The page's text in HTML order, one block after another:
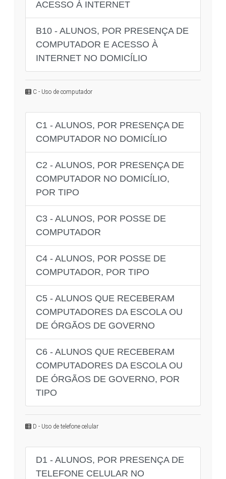
ACESSO À INTERNET
B10 - ALUNOS, POR PRESENÇA DE
COMPUTADOR E ACESSO À
INTERNET NO DOMICÍLIO
C - Uso de computador
C1 - ALUNOS, POR PRESENÇA DE
COMPUTADOR NO DOMICÍLIO
C2 - ALUNOS, POR PRESENÇA DE
COMPUTADOR NO DOMICÍLIO,
POR TIPO
C3 - ALUNOS, POR POSSE DE
COMPUTADOR
C4 - ALUNOS, POR POSSE DE
COMPUTADOR, POR TIPO
C5 - ALUNOS QUE RECEBERAM
COMPUTADORES DA ESCOLA OU
DE ÓRGÃOS DE GOVERNO
C6 - ALUNOS QUE RECEBERAM
COMPUTADORES DA ESCOLA OU
DE ÓRGÃOS DE GOVERNO, POR
TIPO
D - Uso de telefone celular
D1 - ALUNOS, POR PRESENÇA DE
TELEFONE CELULAR NO